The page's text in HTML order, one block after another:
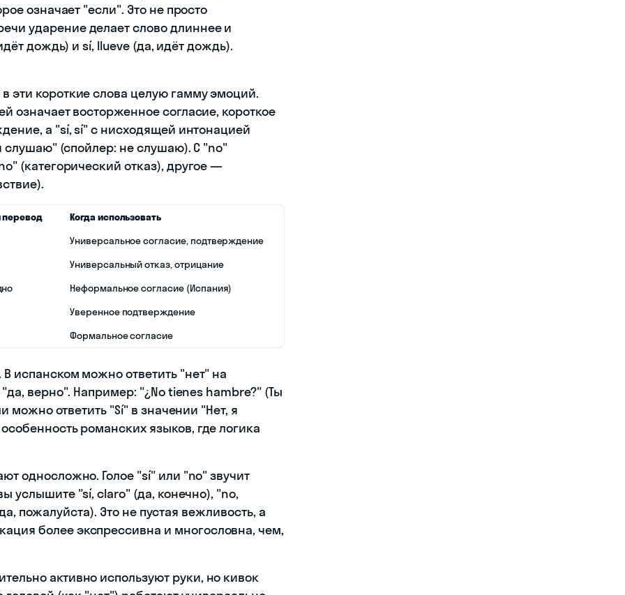
означает "если". Это не просто
ударение делает слово длиннее и
дождь) и sí, llueve (да, идёт дождь).
эти короткие слова целую гамму эмоций.
означает восторженное согласие, короткое
а "sí, sí" с нисходящей интонацией
слушаю" (спойлер: не слушаю). С "no"
(категорический отказ), другое —
перевод
Когда использовать
Универсальное согласие, подтверждение
Универсальный отказ, отрицание
Неформальное согласие (Испания)
Уверенное подтверждение
Формальное согласие
испанском можно ответить "нет" на
верно". Например: "¿No tienes hambre?" (Ты
можно ответить "Sí" в значении "Нет, я
романских языков, где логика
односложно. Голое "sí" или "no" звучит
услышите "sí, claro" (да, конечно), "no,
пожалуйста). Это не пустая вежливость, а
более экспрессивна и многословна, чем,
активно используют руки, но кивок